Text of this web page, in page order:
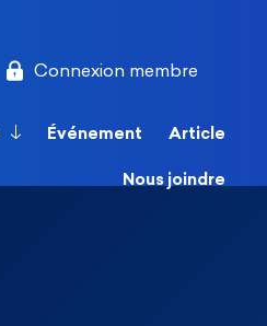
Connexion membre
Événement Article
Nous joindre